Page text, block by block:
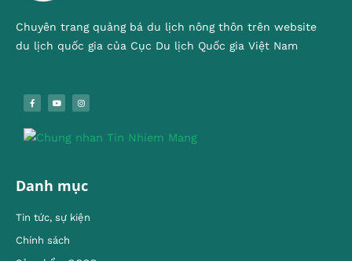
Chuyên trang quảng bá du lịch nông thôn trên website
du lịch quốc gia của Cục Du lịch Quốc gia Việt Nam
Danh mục
Tin tức, sự kiện
Chính sách